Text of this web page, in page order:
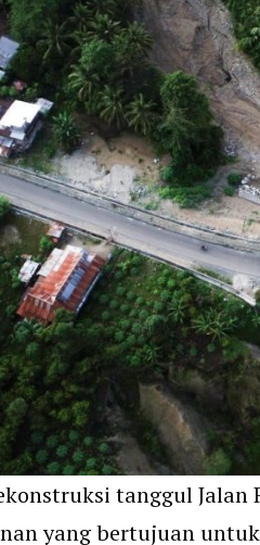
tanggul
yang bertujuan